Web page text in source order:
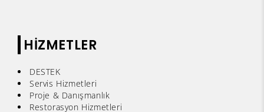
HİZMETLER
DESTEK
Servis Hizmetleri
Proje & Danışmanlık
Restorasyon Hizmetleri